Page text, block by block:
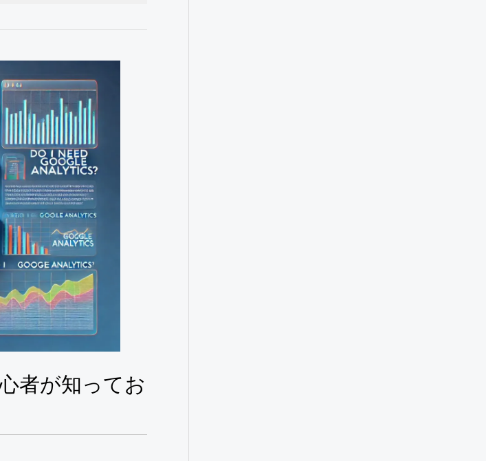
者が知ってお